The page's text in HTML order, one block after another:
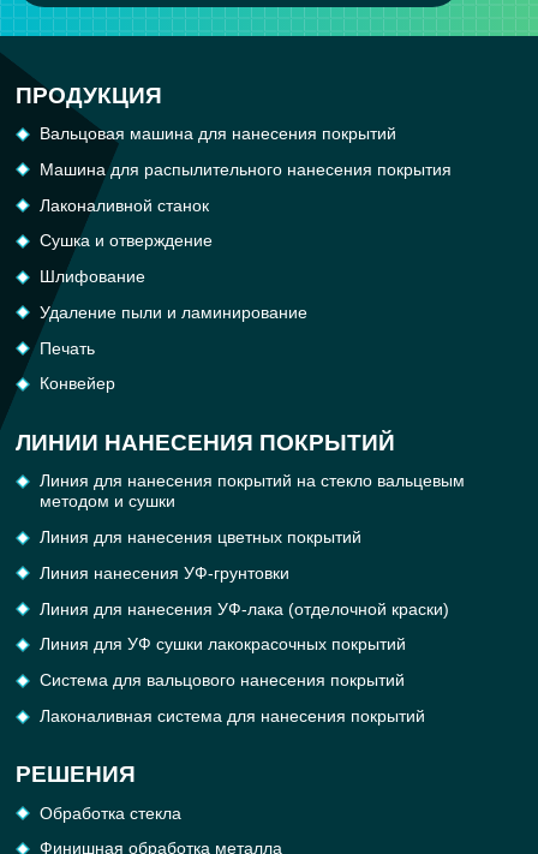
ПРОДУКЦИЯ
Вальцовая машина для нанесения покрытий
Машина для распылительного нанесения покрытия
Лаконаливной станок
Сушка и отверждение
Шлифование
Удаление пыли и ламинирование
Печать
Конвейер
ЛИНИИ НАНЕСЕНИЯ ПОКРЫТИЙ
Линия для нанесения покрытий на стекло вальцевым
методом и сушки
Линия для нанесения цветных покрытий
Линия нанесения УФ-грунтовки
Линия для нанесения УФ-лака (отделочной краски)
Линия для УФ сушки лакокрасочных покрытий
Система для вальцового нанесения покрытий
Лаконаливная система для нанесения покрытий
РЕШЕНИЯ
Обработка cтекла
Финишная обработка металла